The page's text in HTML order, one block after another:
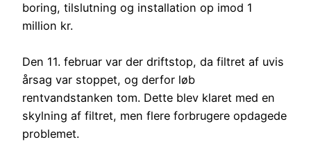
boring, tilslutning og installation op imod 1
million kr.
Den 11. februar var der driftstop, da filtret af uvis
årsag var stoppet, og derfor løb
rentvandstanken tom. Dette blev klaret med en
skylning af filtret, men flere forbrugere opdagede
problemet.